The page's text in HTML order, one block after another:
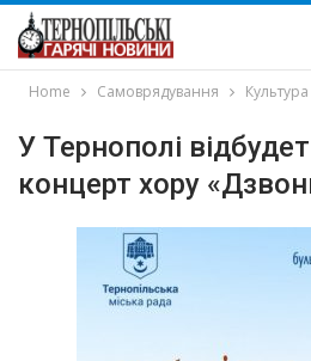
Home Самоврядування Культура
У Тернополі
концерт хору